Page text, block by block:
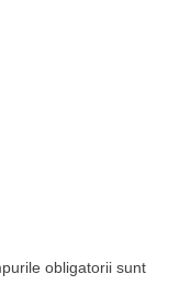
obligatorii sunt